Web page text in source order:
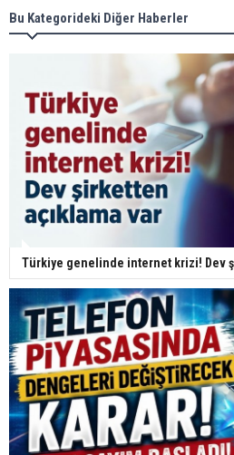
Bu Kategorideki Diğer Haberler
Türkiye genelinde internet krizi! Dev